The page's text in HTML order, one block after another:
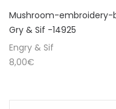
Mushroom-
Gry & Sif -14925
Engry & Sif
8,00€